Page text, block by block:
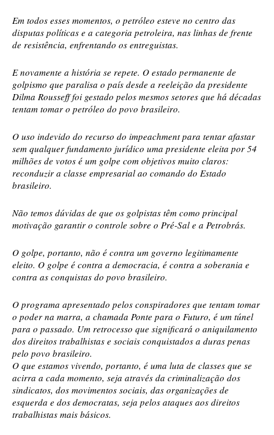
Em todos esses momentos, o petróleo esteve no centro das
disputas políticas e a categoria petroleira, nas linhas de frente
de resistência, enfrentando os entreguistas.
E novamente a história se repete. O estado permanente de
golpismo que paralisa o país desde a reeleição da presidente
Dilma Rousseff foi gestado pelos mesmos setores que há décadas
tentam tomar o petróleo do povo brasileiro.
O uso indevido do recurso do impeachment para tentar afastar
sem qualquer fundamento jurídico uma presidente eleita por 54
milhões de votos é um golpe com objetivos muito claros:
reconduzir a classe empresarial ao comando do Estado
brasileiro.
Não temos dúvidas de que os golpistas têm como principal
motivação garantir o controle sobre o Pré-Sal e a Petrobrás.
O golpe, portanto, não é contra um governo legitimamente
eleito. O golpe é contra a democracia, é contra a soberania e
contra as conquistas do povo brasileiro.
O programa apresentado pelos conspiradores que tentam tomar
o poder na marra, a chamada Ponte para o Futuro, é um túnel
para o passado. Um retrocesso que significará o aniquilamento
dos direitos trabalhistas e sociais conquistados a duras penas
pelo povo brasileiro.
O que estamos vivendo, portanto, é uma luta de classes que se
acirra a cada momento, seja através da criminalização dos
sindicatos, dos movimentos sociais, das organizações de
esquerda e dos democratas, seja pelos ataques aos direitos
trabalhistas mais básicos.